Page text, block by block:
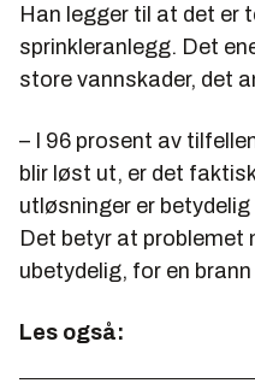
Han legger til at det er
sprinkleranlegg. Det
store vannskader, det
– I 96 prosent av
blir løst ut, er det
utløsninger er
Det betyr at problemet
ubetydelig, for en
Les også: